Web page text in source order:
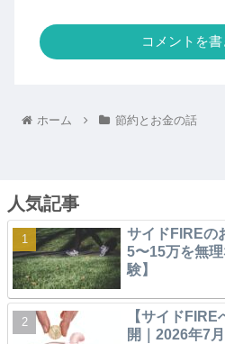
コメントを
ホーム 節約とお金の話
人気記事
サイドFIREの
5〜15万を無
験】
【サイド
開｜2026年7月